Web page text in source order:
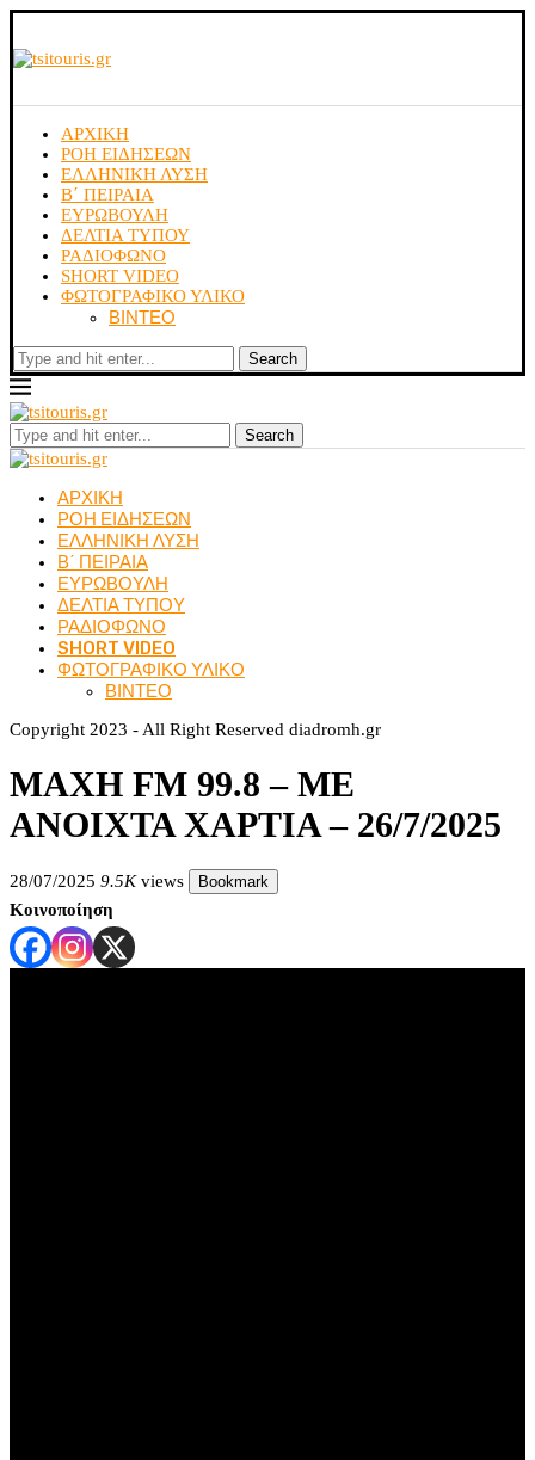
ΑΡΧΙΚΗ
ΡΟΗ ΕΙΔΗΣΕΩΝ
ΕΛΛΗΝΙΚΗ ΛΥΣΗ
Β΄ ΠΕΙΡΑΙΑ
ΕΥΡΩΒΟΥΛΗ
ΔΕΛΤΙΑ ΤΥΠΟΥ
ΡΑΔΙΟΦΩΝΟ
SHORT VIDEO
ΦΩΤΟΓΡΑΦΙΚΟ ΥΛΙΚΟ
ΒΙΝΤΕΟ
Search
Search
ΑΡΧΙΚΗ
ΡΟΗ ΕΙΔΗΣΕΩΝ
ΕΛΛΗΝΙΚΗ ΛΥΣΗ
Β΄ ΠΕΙΡΑΙΑ
ΕΥΡΩΒΟΥΛΗ
ΔΕΛΤΙΑ ΤΥΠΟΥ
ΡΑΔΙΟΦΩΝΟ
SHORT VIDEO
ΦΩΤΟΓΡΑΦΙΚΟ ΥΛΙΚΟ
ΒΙΝΤΕΟ
Copyright 2023 - All Right Reserved diadromh.gr
ΜΑΧΗ FM 99.8 – ΜΕ
ΑΝΟΙΧΤΑ ΧΑΡΤΙΑ – 26/7/2025
28/07/2025 9.5Kviews Bookmark
Κοινοποίηση